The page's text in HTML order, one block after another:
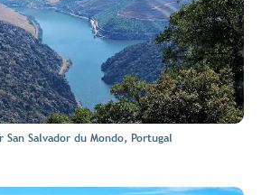
San Salvador du Mondo, Portugal